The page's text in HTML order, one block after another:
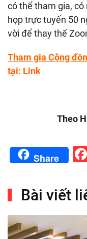
có thể tham gia,
họp trực tuyến 50
vời để thay thế
Tham gia Cộng
tại: Link
Theo
Share
Bài viết